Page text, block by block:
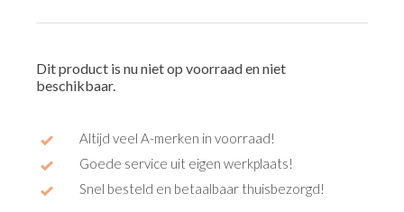
Dit product is nu niet op voorraad en niet
beschikbaar.
Altijd veel A-merken in voorraad!
Goede service uit eigen werkplaats!
Snel besteld en betaalbaar thuisbezorgd!